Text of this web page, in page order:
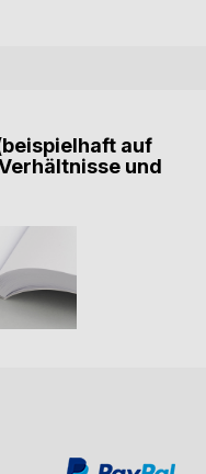
auf
und